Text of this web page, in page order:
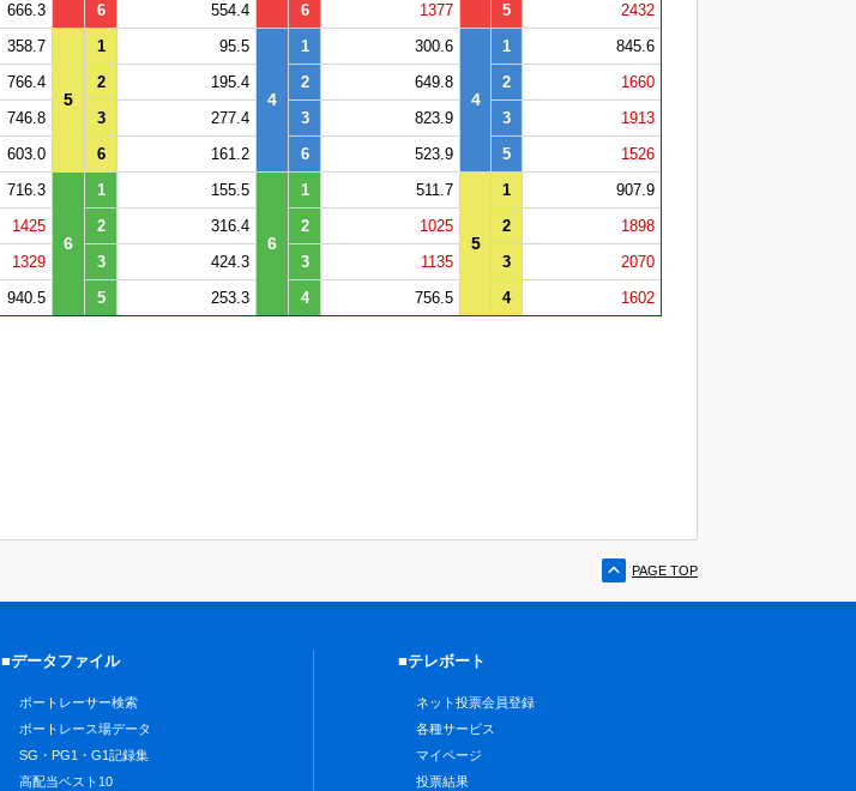
666.3 6 554.4 6 1377 5 2432
358.7
5
1 95.5
4
1 300.6
4
1
845.6
766.4 2 195.4 2 649.8 2
1660
746.8 3 277.4 3 823.9 3
1913
603.0 6 161.2 6 523.9 5 1526
716.3
6
1 155.5
6
1 511.7
5
1
907.9
1425 2 316.4 2 1025 2
1898
1329 3 424.3 3 1135 3
2070
940.5 5 253.3 4 756.5 4 1602
PAGE TOP
■データファイル
ボートレーサー検索
ボートレース場データ
SG・PG1・G1記録集
高配当ベスト10
■テレボート
ネット投票会員登録
各種サービス
マイページ
投票結果